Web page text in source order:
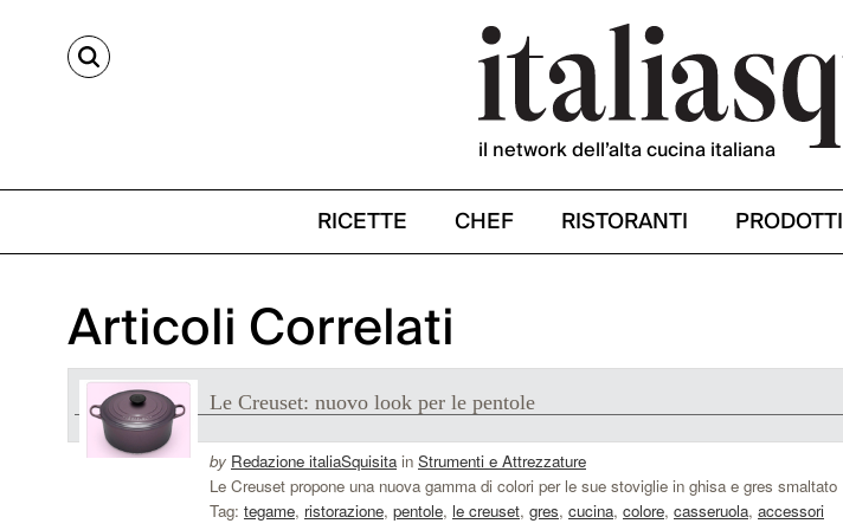
CERCA
il network dell’alta cucina italiana
RICETTE CHEF RISTORANTI PRODOTTI
Articoli Correlati
Le Creuset: nuovo look per le pentole
by Redazione italiaSquisitain Strumenti e Attrezzature
Le Creuset propone una nuova gamma di colori per le sue stoviglie in ghisa e gres smaltato
Tag: tegame, ristorazione, pentole, le creuset, gres, cucina, colore, casseruola, accessori